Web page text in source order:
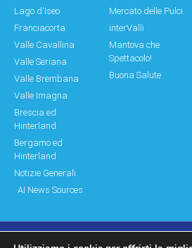
Lago d'Iseo
Franciacorta
Valle Cavallina
Valle Seriana
Valle Brembana
Valle Imagna
Brescia ed
Hinterland
Bergamo ed
Hinterland
Notizie Generali
AI News Sources
Mercato delle Pulci
interValli
Mantova che
Spettacolo!
Buona Salute